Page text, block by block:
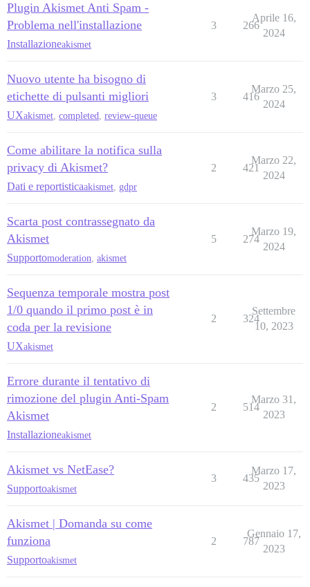
Plugin Akismet Anti Spam -
Problema nell'installazione
Installazioneakismet
3 266
Aprile 16,
2024
Nuovo utente ha bisogno di
etichette di pulsanti migliori
UXakismet completed review-queue
3 416
Marzo 25,
2024
Come abilitare la notifica sulla
privacy di Akismet?
Dati e reportisticaakismet gdpr
2 421
Marzo 22,
2024
Scarta post contrassegnato da
Akismet
Supportomoderation akismet
5 274
Marzo 19,
2024
Sequenza temporale mostra post
1/0 quando il primo post è in
coda per la revisione
UXakismet
2 324
Settembre
10, 2023
Errore durante il tentativo di
rimozione del plugin Anti-Spam
Akismet
Installazioneakismet
2 514
Marzo 31,
2023
Akismet vs NetEase?
Supportoakismet
3 435
Marzo 17,
2023
Akismet | Domanda su come
funziona
Supportoakismet
2 787
Gennaio 17,
2023